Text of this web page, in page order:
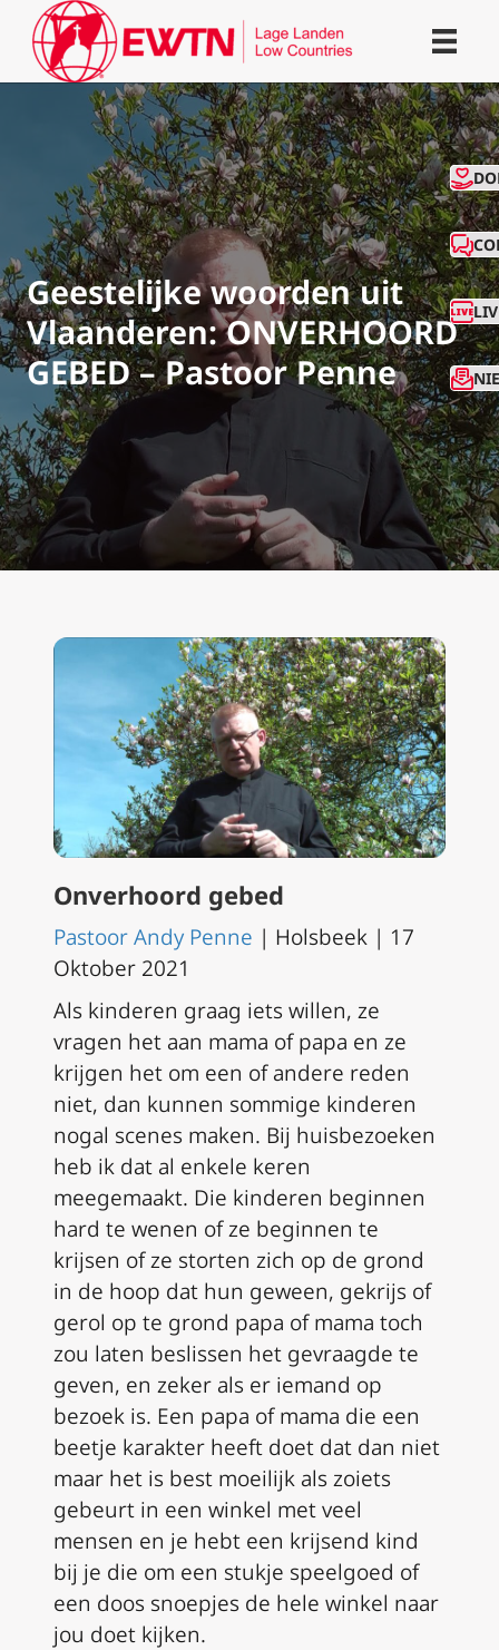
Geestelijke woorden uit
Vlaanderen: ONVERHOORD
GEBED – Pastoor Penne
Onverhoord gebed
Pastoor Andy Penne | Holsbeek | 17
Oktober 2021
Als kinderen graag iets willen, ze
vragen het aan mama of papa en ze
krijgen het om een of andere reden
niet, dan kunnen sommige kinderen
nogal scenes maken. Bij huisbezoeken
heb ik dat al enkele keren
meegemaakt. Die kinderen beginnen
hard te wenen of ze beginnen te
krijsen of ze storten zich op de grond
in de hoop dat hun geween, gekrijs of
gerol op te grond papa of mama toch
zou laten beslissen het gevraagde te
geven, en zeker als er iemand op
bezoek is. Een papa of mama die een
beetje karakter heeft doet dat dan niet
maar het is best moeilijk als zoiets
gebeurt in een winkel met veel
mensen en je hebt een krijsend kind
bij je die om een stukje speelgoed of
een doos snoepjes de hele winkel naar
jou doet kijken.